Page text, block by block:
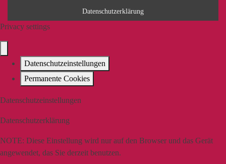
Datenschutzerklärung
Privacy settings
Datenschutzeinstellungen
Permanente Cookies
Datenschutzeinstellungen
Datenschutzerklärung
NOTE: Diese Einstellung wird nur auf den Browser und das Gerät
angewendet, das Sie derzeit benutzen.